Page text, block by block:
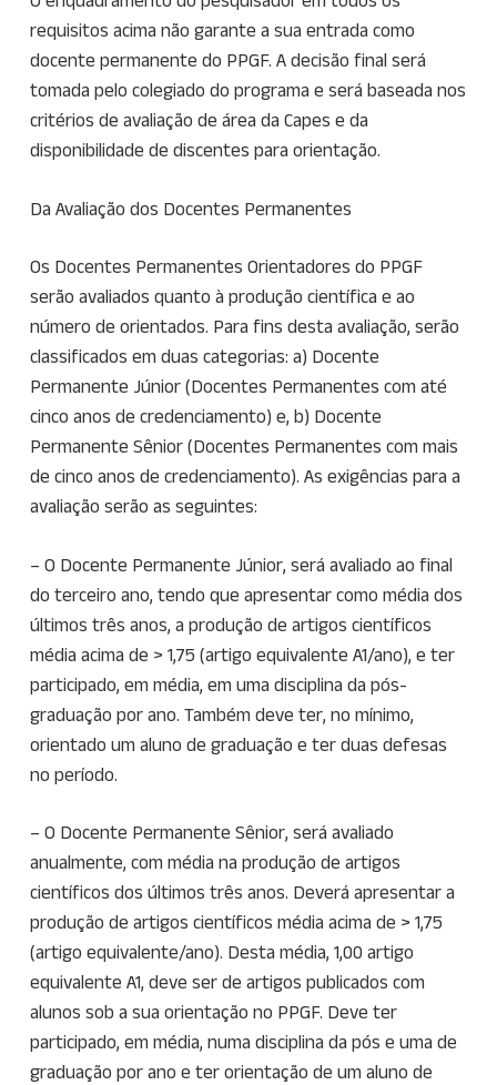
requisitos acima não garante a sua entrada como
docente permanente do PPGF. A decisão final será
tomada pelo colegiado do programa e será baseada nos
critérios de avaliação de área da Capes e da
disponibilidade de discentes para orientação.
Da Avaliação dos Docentes Permanentes
Os Docentes Permanentes Orientadores do PPGF
serão avaliados quanto à produção científica e ao
número de orientados. Para fins desta avaliação, serão
classificados em duas categorias: a) Docente
Permanente Júnior (Docentes Permanentes com até
cinco anos de credenciamento) e, b) Docente
Permanente Sênior (Docentes Permanentes com mais
de cinco anos de credenciamento). As exigências para a
avaliação serão as seguintes:
– O Docente Permanente Júnior, será avaliado ao final
do terceiro ano, tendo que apresentar como média dos
últimos três anos, a produção de artigos científicos
média acima de > 1,75 (artigo equivalente A1/ano), e ter
participado, em média, em uma disciplina da pós-
graduação por ano. Também deve ter, no mínimo,
orientado um aluno de graduação e ter duas defesas
no período.
– O Docente Permanente Sênior, será avaliado
anualmente, com média na produção de artigos
científicos dos últimos três anos. Deverá apresentar a
produção de artigos científicos média acima de > 1,75
(artigo equivalente/ano). Desta média, 1,00 artigo
equivalente A1, deve ser de artigos publicados com
alunos sob a sua orientação no PPGF. Deve ter
participado, em média, numa disciplina da pós e uma de
graduação por ano e ter orientação de um aluno de